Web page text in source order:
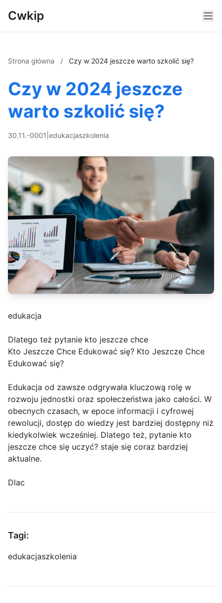
Cwkip
Strona główna / Czy w 2024 jeszcze warto szkolić się?
Czy w 2024 jeszcze
warto szkolić się?
30.11.-0001 edukacjaszkolenia
edukacja
Dlatego też pytanie kto jeszcze chce
Kto Jeszcze Chce Edukować się? Kto Jeszcze Chce
Edukować się?
Edukacja od zawsze odgrywała kluczową rolę w
rozwoju jednostki oraz społeczeństwa jako całości. W
obecnych czasach, w epoce informacji i cyfrowej
rewolucji, dostęp do wiedzy jest bardziej dostępny niż
kiedykolwiek wcześniej. Dlatego też, pytanie kto
jeszcze chce się uczyć? staje się coraz bardziej
aktualne.
Dlac
Tagi:
edukacjaszkolenia